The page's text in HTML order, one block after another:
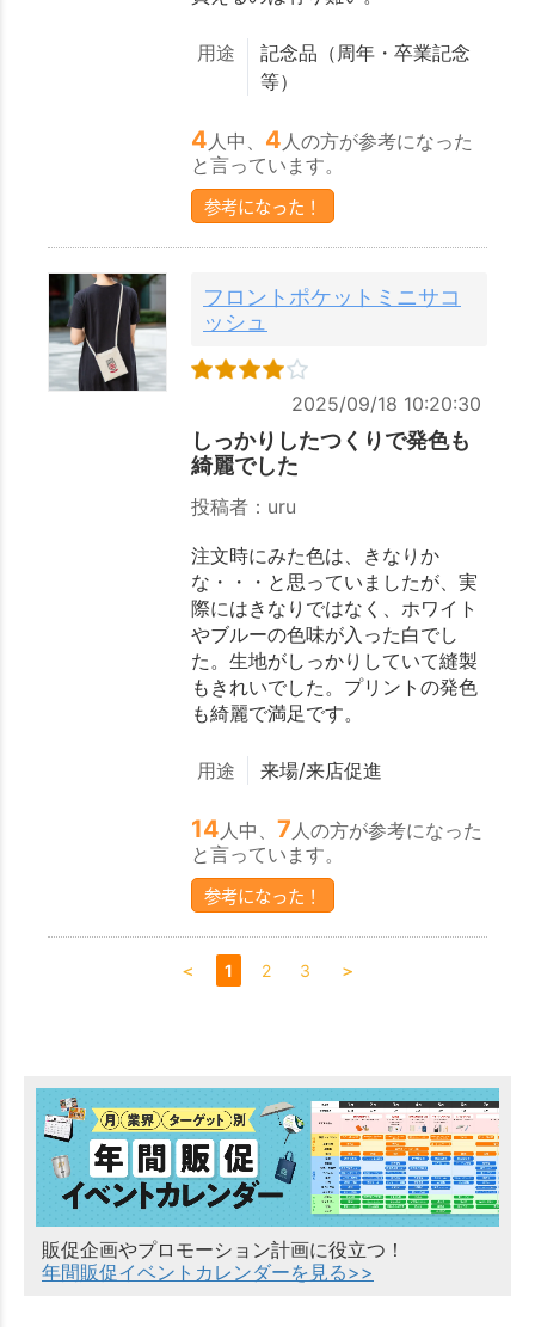
用途
記念品（周年・卒業記念
等）
4 人中、 4 人の方が参考になった
と言っています。
参考になった！
フロントポケットミニサコ
ッシュ
2025/09/18 10:20:30
しっかりしたつくりで発色も
綺麗でした
投稿者：uru
注文時にみた色は、きなりか
な・・・と思っていましたが、実
際にはきなりではなく、ホワイト
やブルーの色味が入った白でし
た。生地がしっかりしていて縫製
もきれいでした。プリントの発色
も綺麗で満足です。
用途 来場/来店促進
14 人中、 7 人の方が参考になった
と言っています。
参考になった！
＜ 1 2 3 ＞
販促企画やプロモーション計画に役立つ！
年間販促イベントカレンダーを見る>>